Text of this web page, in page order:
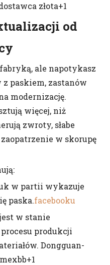
złota+1
od
ale napotykasz
paskiem, zastanów
modernizację.
więcej, niż
zwroty, słabe
w skorupę
w partii wykazuje
paska.facebooku
w stanie
produkcji
Dongguan-